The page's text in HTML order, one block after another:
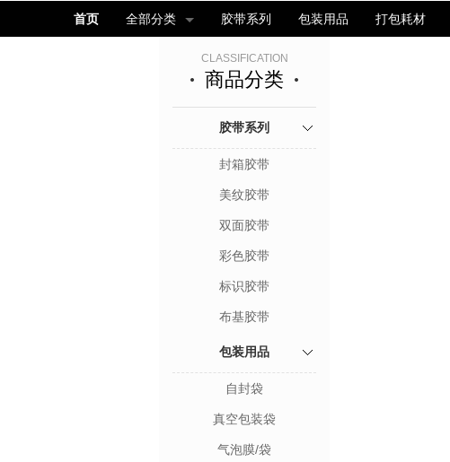
首页 全部分类 胶带系列 包装用品 打包耗材
CLASSIFICATION
商品分类
胶带系列
封箱胶带
美纹胶带
双面胶带
彩色胶带
标识胶带
布基胶带
包装用品
自封袋
真空包装袋
气泡膜/袋